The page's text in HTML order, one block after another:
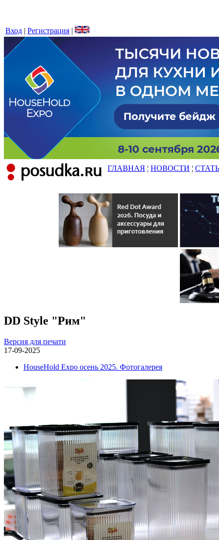
Вход | Регистрация |
ГЛАВНАЯ ¦ НОВОСТИ ¦
DD Style "Рим"
Версия для печати
17-09-2025
HouseHold Expo осень 2025. Фотогалерея